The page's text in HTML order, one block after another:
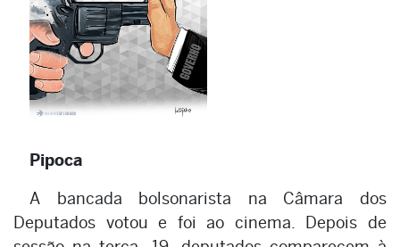
Pipoca
A bancada bolsonarista na Câmara dos
Deputados votou e foi ao cinema. Depois de